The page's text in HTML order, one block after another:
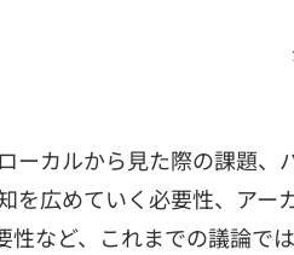
カルから見た際の課題、
を広めていく必要性、アー
など、これまでの議論で